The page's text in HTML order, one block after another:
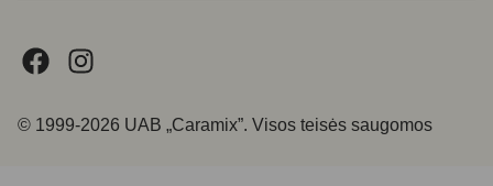
© 1999-2026 UAB „Caramix”. Visos teisės saugomos